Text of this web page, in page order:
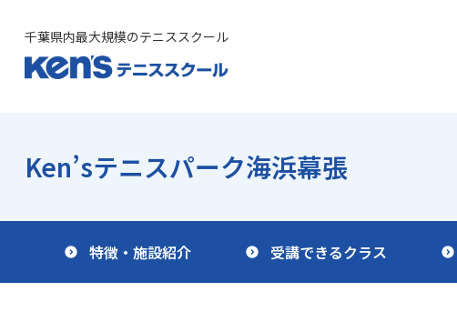
千葉県内最大規模のテニススクール
Ken’sテニスパーク海浜幕張
特徴・施設紹介 受講できるクラス